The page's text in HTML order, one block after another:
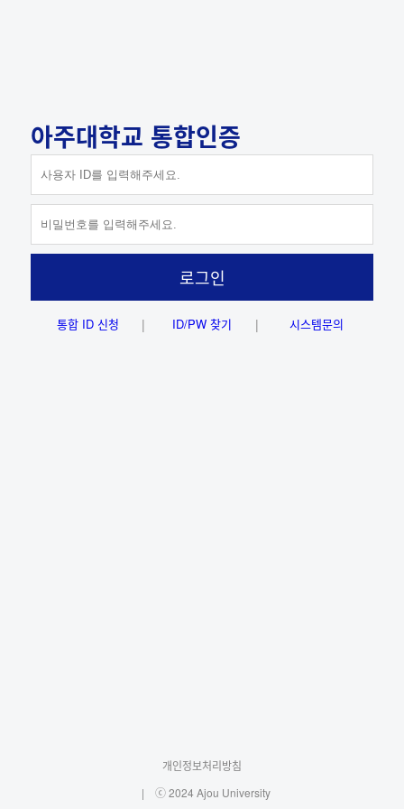
아주대학교 통합인증
ID 저장하기
로그인
통합 ID 신청 ID/PW 찾기 시스템문의
개인정보처리방침
ⓒ 2024 Ajou University